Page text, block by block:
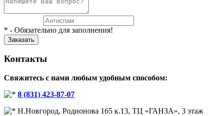
* - Обязательно для заполнения!
Контакты
Свяжитесь с нами любым удобным способом:
8 (831) 423-87-07
Н.Новгород, Родионова 165 к.13, ТЦ «ГАНЗА», 3 этаж